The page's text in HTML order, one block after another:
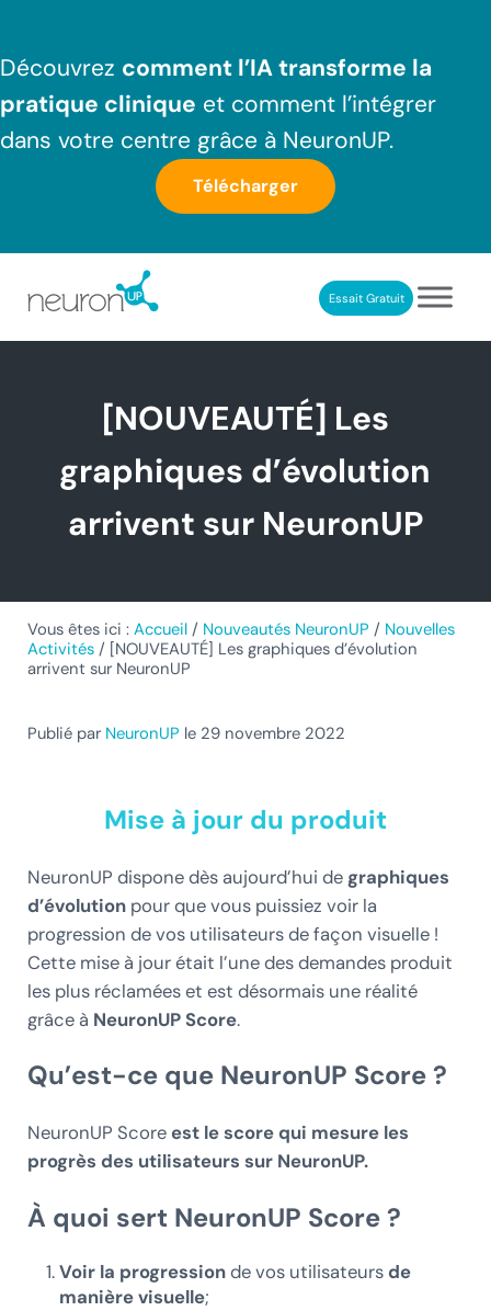
Découvrez comment l’IA transforme la
pratique clinique et comment l’intégrer
dans votre centre grâce à NeuronUP.
Télécharger
Essait Gratuit
[NOUVEAUTÉ] Les
graphiques d’évolution
arrivent sur NeuronUP
Vous êtes ici : Accueil / Nouveautés NeuronUP / Nouvelles
Activités / [NOUVEAUTÉ] Les graphiques d’évolution
arrivent sur NeuronUP
Publié par NeuronUP le 29 novembre 2022
Mise à jour du produit
NeuronUP dispone dès aujourd’hui de graphiques
d’évolution pour que vous puissiez voir la
progression de vos utilisateurs de façon visuelle !
Cette mise à jour était l’une des demandes produit
les plus réclamées et est désormais une réalité
grâce à NeuronUP Score.
Qu’est-ce que NeuronUP Score ?
NeuronUP Scoreest le score qui mesure les
progrès des utilisateurs sur NeuronUP.
À quoi sert NeuronUP Score ?
Voir la progressionde vos utilisateurs de
manière visuelle;